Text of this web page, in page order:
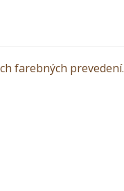
farebných prevedení.